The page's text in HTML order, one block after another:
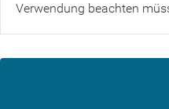
Verwendung beachten